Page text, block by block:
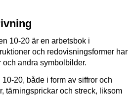
10-20 är en arbetsbok i
och redovisningsformer har
andra symbolbilder.
20, både i form av siffror och
tärningsprickar och streck, liksom